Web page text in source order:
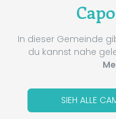
In dieser Gemeinde
du kannst nahe
SIEH ALLE